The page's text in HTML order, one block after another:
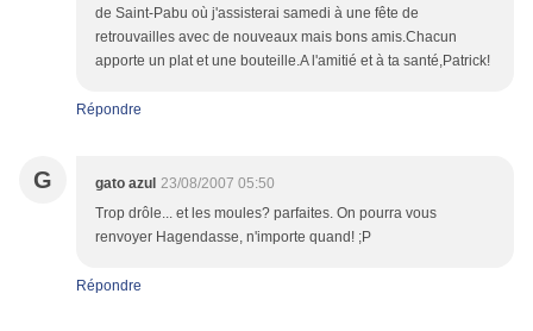
de Saint-Pabu où j'assisterai samedi à une fête de
retrouvailles avec de nouveaux mais bons amis.Chacun
apporte un plat et une bouteille.A l'amitié et à ta santé,Patrick!
Répondre
G gato azul 23/08/2007 05:50
Trop drôle... et les moules? parfaites. On pourra vous
renvoyer Hagendasse, n'importe quand! ;P
Répondre